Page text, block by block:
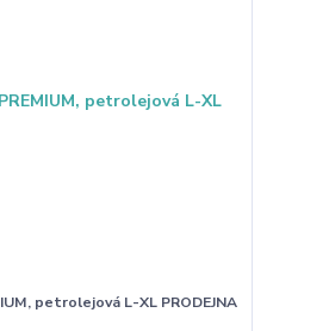
petrolejová L-XL PRODEJNA